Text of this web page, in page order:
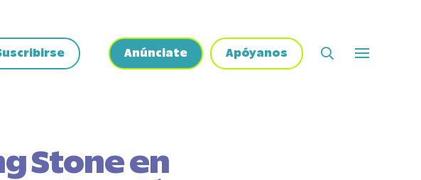
Anúnciate Apóyanos
Stone en